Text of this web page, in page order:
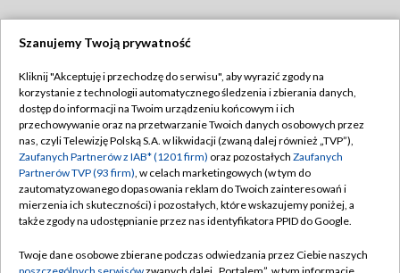
TVP
Abonament TVP
Emisja w TVP
Centrum informacji TVP
Naziemna Telewizja Cyfrowa
Rada Programowa
Regulamin TVP
Polityka prywatności
Moje zgody
Pomoc
Szanujemy Twoją prywatność
Kliknij "Akceptuję i przechodzę do serwisu", aby wyrazić zgody na
korzystanie z technologii automatycznego śledzenia i zbierania danych,
dostęp do informacji na Twoim urządzeniu końcowym i ich
przechowywanie oraz na przetwarzanie Twoich danych osobowych przez
nas, czyli Telewizję Polską S.A. w likwidacji (zwaną dalej również „TVP”),
Zaufanych Partnerów z IAB* (1201 firm) oraz pozostałych Zaufanych
Partnerów TVP (93 firm), w celach marketingowych (w tym do
zautomatyzowanego dopasowania reklam do Twoich zainteresowań i
mierzenia ich skuteczności) i pozostałych, które wskazujemy poniżej, a
także zgody na udostępnianie przez nas identyfikatora PPID do Google.
Twoje dane osobowe zbierane podczas odwiedzania przez Ciebie naszych